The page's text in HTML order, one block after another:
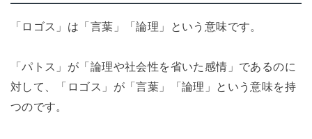
「ロゴス」は「言葉」「論理」という意味です。
「パトス」が「論理や社会性を省いた感情」であるのに
対して、「ロゴス」が「言葉」「論理」という意味を持
つのです。